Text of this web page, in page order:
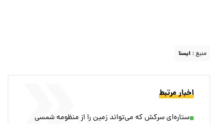
منبع : ايسنا
اخبار مرتبط
ستاره‌ای سرکش که می‌تواند زمین را از منظومه شمسی